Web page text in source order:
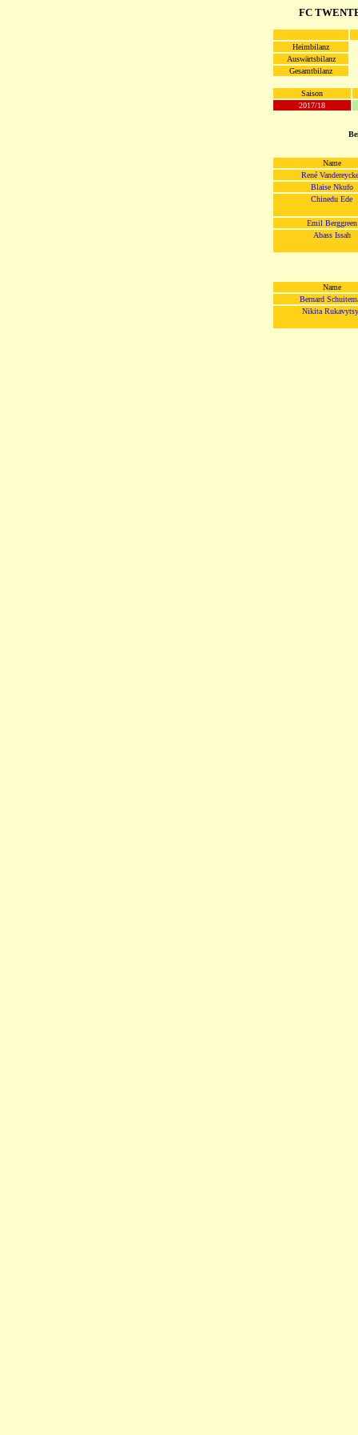
FC
Heimbilanz
Auswärtsbilanz
Gesamtbilanz
Saison
2017/18
Name
René
Blaise Nkufo
Chinedu Ede
Emil Berggreen
Abass Issah
Name
Bernard
Nikita